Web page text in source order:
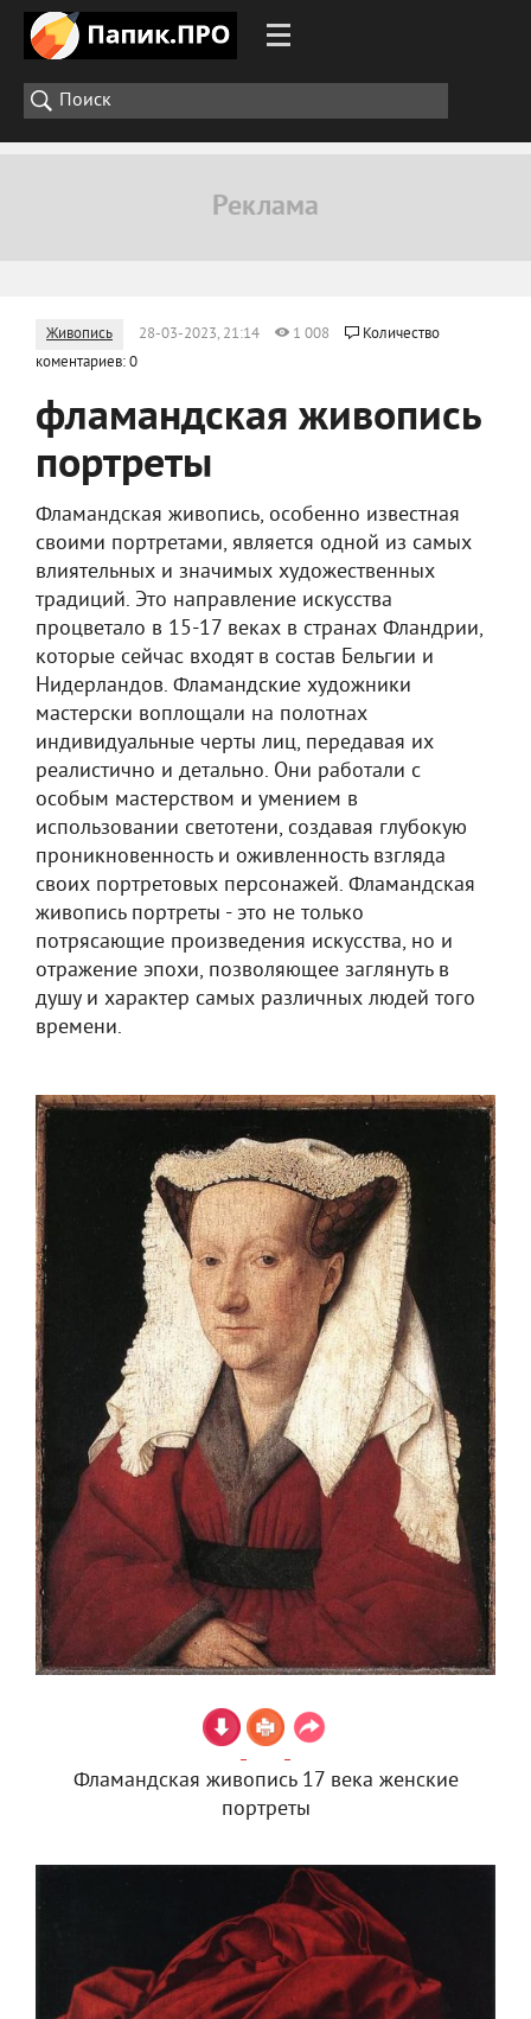
Живопись 28-03-2023, 21:14 1 008
Количество
коментариев: 0
фламандская живопись
портреты
Фламандская живопись, особенно известная
своими портретами, является одной из самых
влиятельных и значимых художественных
традиций. Это направление искусства
процветало в 15-17 веках в странах Фландрии,
которые сейчас входят в состав Бельгии и
Нидерландов. Фламандские художники
мастерски воплощали на полотнах
индивидуальные черты лиц, передавая их
реалистично и детально. Они работали с
особым мастерством и умением в
использовании светотени, создавая глубокую
проникновенность и оживленность взгляда
своих портретовых персонажей. Фламандская
живопись портреты - это не только
потрясающие произведения искусства, но и
отражение эпохи, позволяющее заглянуть в
душу и характер самых различных людей того
времени.
Фламандская живопись 17 века женские
портреты